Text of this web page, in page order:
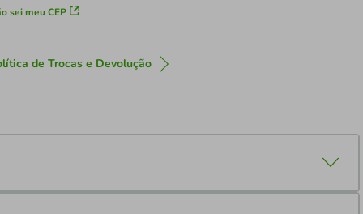
sei meu CEP
de Trocas e Devolução